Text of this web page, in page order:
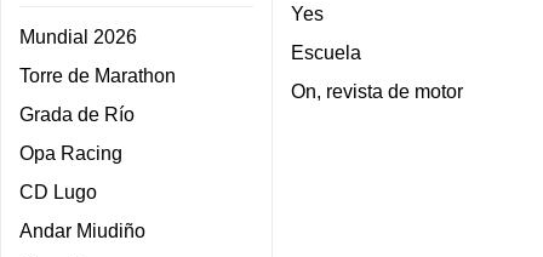
Mundial 2026
Torre de Marathon
Grada de Río
Opa Racing
CD Lugo
Andar Miudiño
Yes
Escuela
On, revista de motor